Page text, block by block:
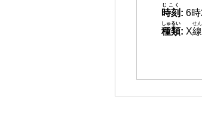
時刻
じこく
: 6
種類
しゅるい
: X線
せん